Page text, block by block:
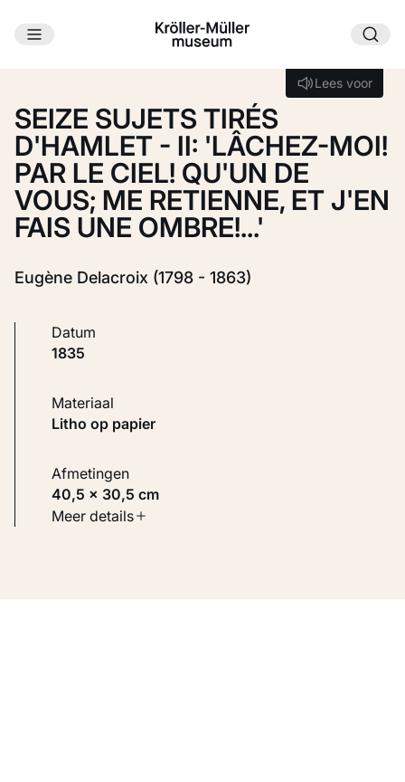
Ga naar hoofdinhoud
Lees voor
Lees voor
SEIZE SUJETS TIRÉS
D'HAMLET - II: 'LÂCHEZ-MOI!
PAR LE CIEL! QU'UN DE
VOUS; ME RETIENNE, ET J'EN
FAIS UNE OMBRE!...'
Eugène Delacroix (1798 - 1863)
Datum
1835
Materiaal
Litho op papier
Afmetingen
40,5 × 30,5 cm
Soort werk
Meer details